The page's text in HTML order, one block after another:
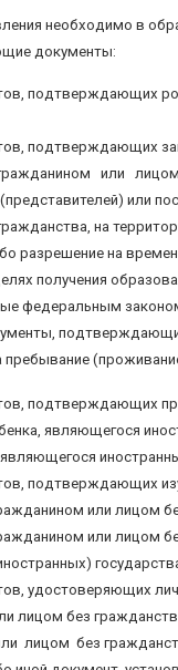
необходимо в
документы:
подтверждающих
подтверждающих
или лицом
или
на
разрешение на
получения
федеральным
пребывание
подтверждающих
являющегося
подтверждающих
или лицом
или лицом
удостоверяющих
лицом без
лицом без